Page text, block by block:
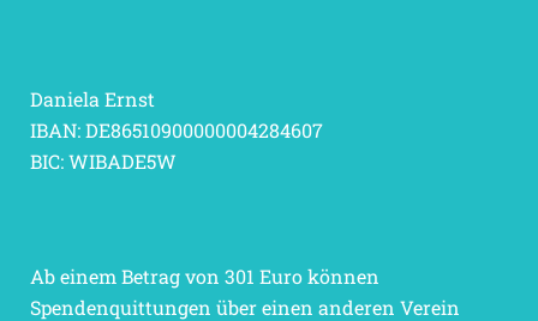
Daniela Ernst
IBAN: DE86510900000004284607
BIC: WIBADE5W
Ab einem Betrag von 301 Euro können
Spendenquittungen über einen anderen Verein